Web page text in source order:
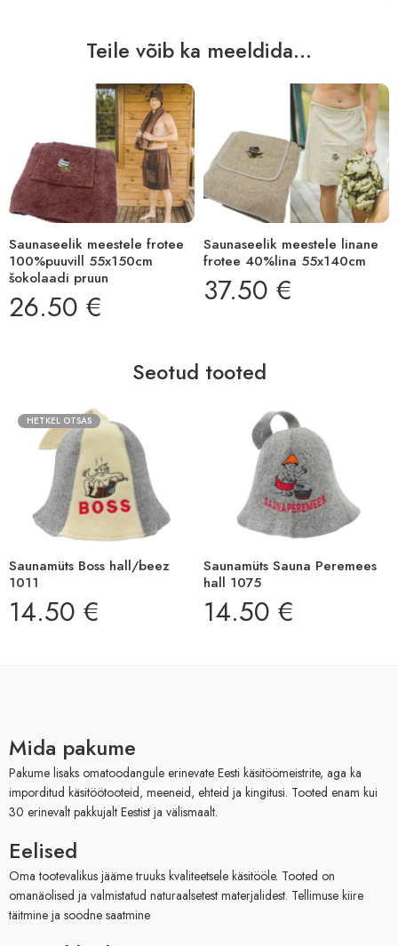
Teile võib ka meeldida...
Saunaseelik meestele frotee
100%puuvill 55x150cm
šokolaadi pruun
26.50 €
Saunaseelik meestele linane
frotee 40%lina 55x140cm
37.50 €
Seotud tooted
HETKEL OTSAS
Saunamüts Boss hall/beez
1011
14.50 €
Saunamüts Sauna Peremees
hall 1075
14.50 €
Mida pakume
Pakume lisaks omatoodangule erinevate Eesti käsitöömeistrite, aga ka
imporditud käsitöötooteid, meeneid, ehteid ja kingitusi. Tooted enam kui
30 erinevalt pakkujalt Eestist ja välismaalt.
Eelised
Oma tootevalikus jääme truuks kvaliteetsele käsitööle. Tooted on
omanäolised ja valmistatud naturaalsetest materjalidest. Tellimuse kiire
täitmine ja soodne saatmine